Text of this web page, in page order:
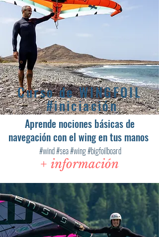
Curso de WINGFOIL
#iniciación
Aprende nociones básicas de
navegación con el wing en tus manos
#wind #sea #wing #bigfoilboard
+ información